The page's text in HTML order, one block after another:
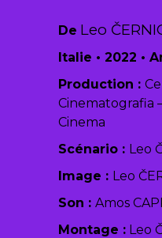
De Leo
Italie • 2022 •
Production :
Cinematografia
Cinema
Scénario : Leo
Image : Leo
Son : Amos
Montage : Leo